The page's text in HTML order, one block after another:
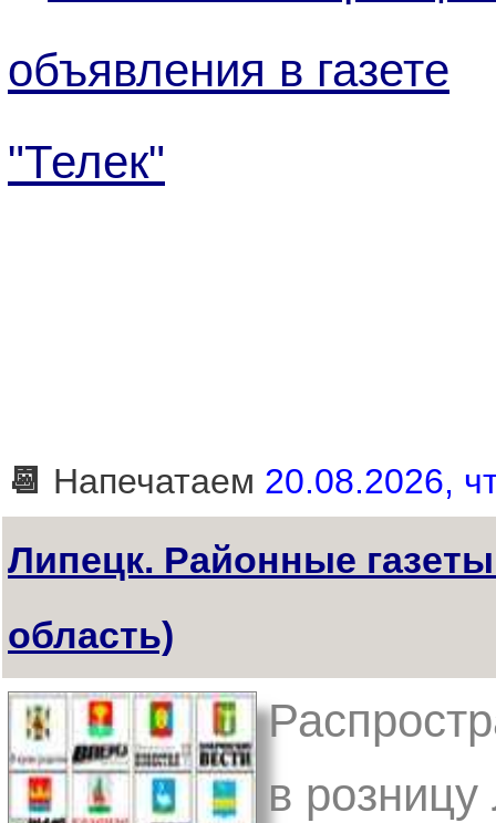
объявления в газете
"Телек"
📆 Напечатаем 20.08.2026,
Липецк. Районные
область)
в